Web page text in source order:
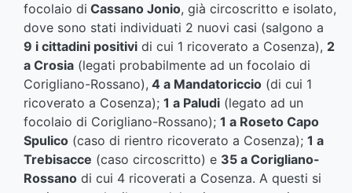
focolaio di Cassano Jonio, già circoscritto e isolato,
dove sono stati individuati 2 nuovi casi (salgono a
9 i cittadini positivi di cui 1 ricoverato a Cosenza), 2
a Crosia (legati probabilmente ad un focolaio di
Corigliano-Rossano), 4 a Mandatoriccio (di cui 1
ricoverato a Cosenza); 1 a Paludi (legato ad un
focolaio di Corigliano-Rossano); 1 a Roseto Capo
Spulico (caso di rientro ricoverato a Cosenza); 1 a
Trebisacce (caso circoscritto) e 35 a Corigliano-
Rossano di cui 4 ricoverati a Cosenza. A questi si